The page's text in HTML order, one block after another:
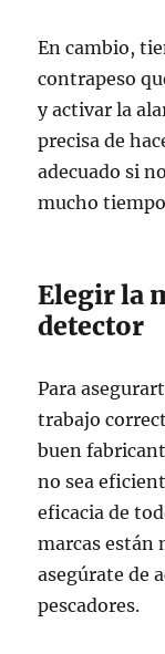
En cambio,
contrapeso
y activar la
precisa de
adecuado si
mucho
Elegir la
detector
Para
trabajo
buen
no sea
eficacia de
marcas están
asegúrate de
pescadores.